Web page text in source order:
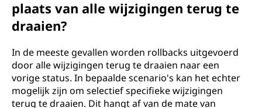
plaats van alle wijzigingen terug te
draaien?
In de meeste gevallen worden rollbacks uitgevoerd
door alle wijzigingen terug te draaien naar een
vorige status. In bepaalde scenario's kan het echter
mogelijk zijn om selectief specifieke wijzigingen
terug te draaien. Dit hangt af van de mate van